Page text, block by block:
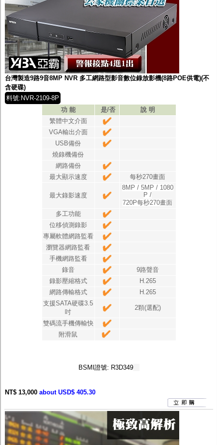
台灣製造9路9音8MP NVR 多工網路型影音數位錄放影機(8路POE供電)(不
含硬碟)
料號:NVR-2109-8P
功 能
是/否
說 明
繁體中文介面
VGA輸出介面
USB備份
燒錄機備份
網路備份
最大顯示速度
每秒270畫面
最大錄影速度
8MP / 5MP / 1080
P /
720P每秒270畫面
多工功能
位移偵測錄影
專屬軟體網路監看
瀏覽器網路監看
手機網路監看
錄音
9路聲音
錄影壓縮格式
H.265
網路傳輸格式
H.265
支援SATA硬碟3.5
吋
2顆(選配)
雙碼流手機傳輸快
附滑鼠
BSMI證號: R3D349
NT$ 13,000 about USD$ 405.30